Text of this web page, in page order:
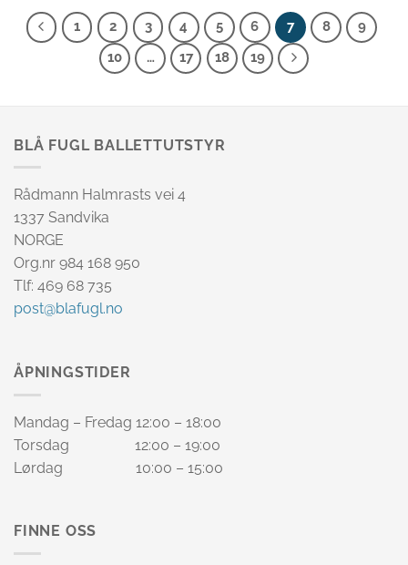
1 2 3 4 5 6 7 8
9
10
… 17 18 19
BLÅ FUGL BALLETTUTSTYR
Rådmann Halmrasts vei 4
1337 Sandvika
NORGE
Org.nr 984 168 950
Tlf: 469 68 735
post@blafugl.no
ÅPNINGSTIDER
Mandag – Fredag 12:00 – 18:00
Torsdag 12:00 – 19:00
Lørdag 10:00 – 15:00
FINNE OSS